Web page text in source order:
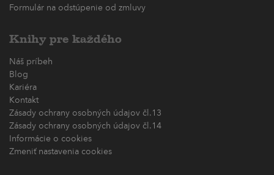
Formulár na odstúpenie od zmluvy
Knihy pre každého
Náš príbeh
Blog
Kariéra
Kontakt
Zásady ochrany osobných údajov čl.13
Zásady ochrany osobných údajov čl.14
Informácie o cookies
Zmeniť nastavenia cookies